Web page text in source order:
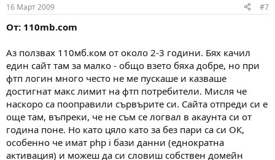
16 Март 2009 #7
От: 110mb.com
Аз ползвах 110мб.ком от около 2-3 години. Бях качил
един сайт там за малко - общо взето бяха добре, но при
фтп логин много често не ме пускаше и казваше
достигнат макс лимит на фтп потребители. Мисля че
наскоро са пооправили сървърите си. Сайта отпреди си е
още там, въпреки, че не съм се логвал в акаунта си от
година поне. Но като цяло като за без пари са си ОК,
особенно че имат php i бази данни (еднократна
активация) и можеш да си словиш собствен домейн